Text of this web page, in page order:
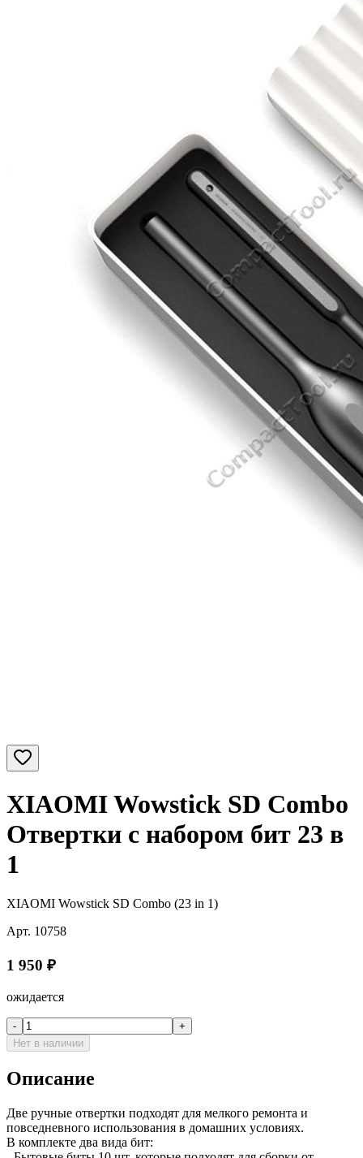
XIAOMI Wowstick SD Combo
Отвертки с набором бит 23 в
1
XIAOMI Wowstick SD Combo (23 in 1)
Арт. 10758
1 950 ₽
ожидается
-
+
Нет в наличии
Описание
Две ручные отвертки подходят для мелкого ремонта и
повседневного использования в домашних условиях.
В комплекте два вида бит: